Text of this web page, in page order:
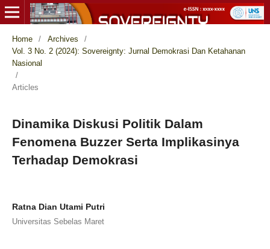
Home / Archives
/
Vol. 3 No. 2 (2024): Sovereignty: Jurnal Demokrasi Dan Ketahanan
Nasional
/
Articles
Dinamika Diskusi Politik Dalam
Fenomena Buzzer Serta Implikasinya
Terhadap Demokrasi
Ratna Dian Utami Putri
Universitas Sebelas Maret